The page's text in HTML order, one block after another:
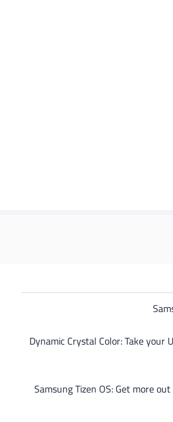
Dynamic Crystal Color: Take
Samsung Tizen OS: Get more